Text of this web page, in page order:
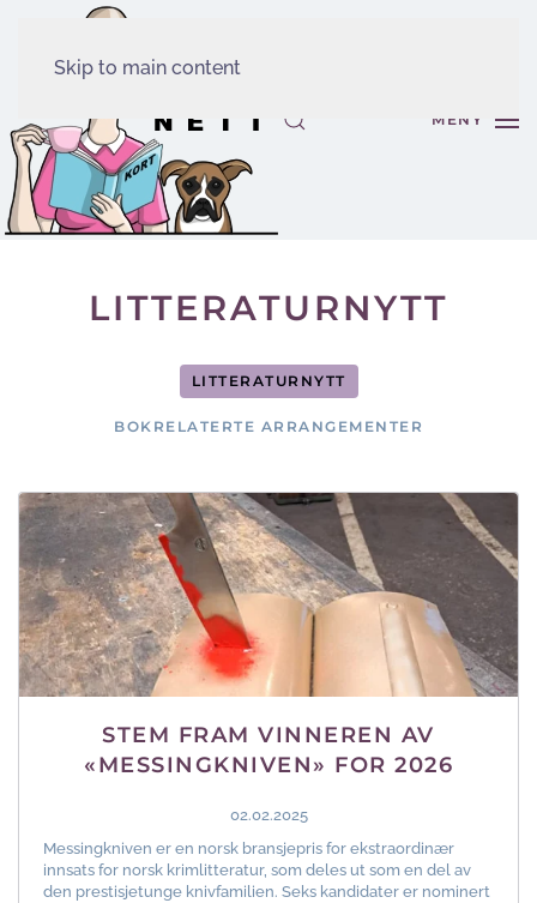
Skip to main content
MENY
LITTERATURNYTT
LITTERATURNYTT
BOKRELATERTE ARRANGEMENTER
STEM FRAM VINNEREN AV
«MESSINGKNIVEN» FOR 2026
02.02.2025
Messingkniven er en norsk bransjepris for ekstraordinær
innsats for norsk krimlitteratur, som deles ut som en del av
den prestisjetunge knivfamilien. Seks kandidater er nominert